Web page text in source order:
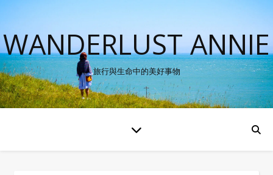
WANDERLUST ANNIE
旅行與生命中的美好事物